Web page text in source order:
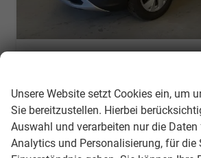
Fahrzeugnr. 299804 Getriebe Schalt.
Kraftstoff Benzin Außenfarbe
Leistung
70 kW (95 PS) Kilometerstand 550 km
Unsere Website setzt Cookies ein, um
Sie bereitzustellen. Hierbei
Auswahl und verarbeiten nur die
Analytics und Personalisierung, für die